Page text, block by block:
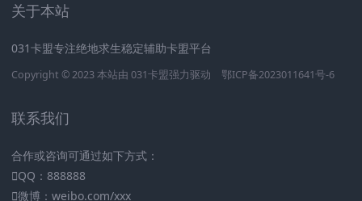
关于本站
031卡盟专注绝地求生稳定辅助卡盟平台
Copyright © 2023 本站由 031卡盟强力驱动 鄂ICP备2023011641号-6
联系我们
合作或咨询可通过如下方式：
QQ：888888
微博：weibo.com/xxx